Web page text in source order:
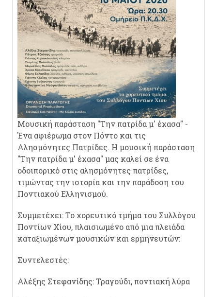
Μουσική παράσταση "Την πατρίδα μ' έχασα" -
Ένα αφιέρωμα στον Πόντο και τις
Αλησμόνητες Πατρίδες. Η μουσική παράσταση
"Την πατρίδα μ' έχασα" μας καλεί σε ένα
οδοιπορικό στις αλησμόνητες πατρίδες,
τιμώντας την ιστορία και την παράδοση του
Ποντιακού Ελληνισμού.
Συμμετέχει: Το χορευτικό τμήμα του Συλλόγου
Ποντίων Χίου, πλαισιωμένο από μια πλειάδα
καταξιωμένων μουσικών και ερμηνευτών:
Συντελεστές:
Αλέξης Στεφανίδης: Τραγούδι, ποντιακή λύρα